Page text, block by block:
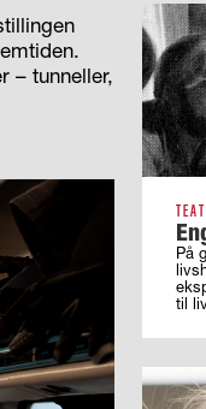
– tunneller,
På
til